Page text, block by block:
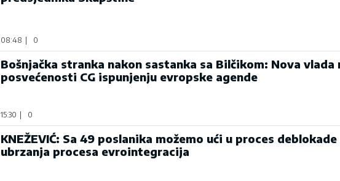
08:48 0
Bošnjačka stranka nakon sastanka sa Bilčikom: Nova
posvećenosti CG ispunjenju evropske agende
15:30 0
KNEŽEVIĆ: Sa 49 poslanika možemo ući u proces
ubrzanja procesa evrointegracija